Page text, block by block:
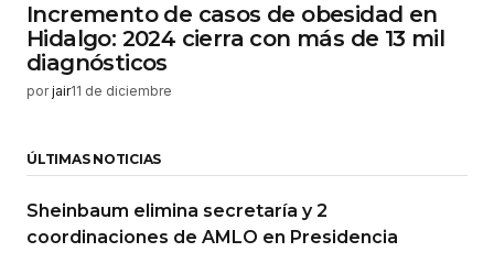
Incremento de casos de obesidad en
Hidalgo: 2024 cierra con más de 13 mil
diagnósticos
por jair11 de diciembre
ÚLTIMAS NOTICIAS
Sheinbaum elimina secretaría y 2
coordinaciones de AMLO en Presidencia